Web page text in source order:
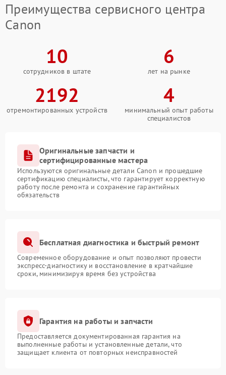
Преимущества сервисного центра
Canon
10
сотрудников в штате
6
лет на рынке
2192
отремонтированных устройств
4
минимальный опыт работы
специалистов
Оригинальные запчасти и
сертифицированные мастера
Используются оригинальные детали Canon и прошедшие
сертификацию специалисты, что гарантирует корректную
работу после ремонта и сохранение гарантийных
обязательств
Бесплатная диагностика и быстрый ремонт
Современное оборудование и опыт позволяют провести
экспресс-диагностику и восстановление в кратчайшие
сроки, минимизируя время без устройства
Гарантия на работы и запчасти
Предоставляется документированная гарантия на
выполненные работы и установленные детали, что
защищает клиента от повторных неисправностей